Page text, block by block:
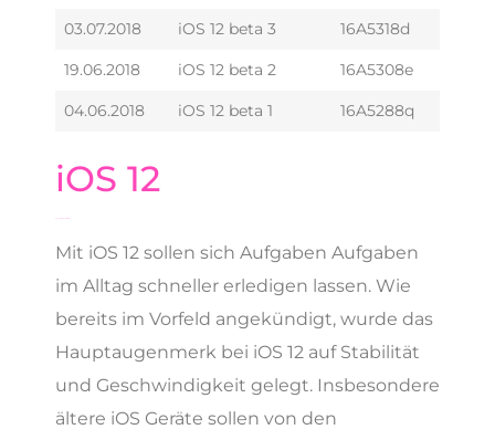
03.07.2018 iOS 12 beta 3 16A5318d
19.06.2018 iOS 12 beta 2 16A5308e
04.06.2018 iOS 12 beta 1 16A5288q
iOS 12
Mit iOS 12 sollen sich Aufgaben Aufgaben
im Alltag schneller erledigen lassen. Wie
bereits im Vorfeld angekündigt, wurde das
Hauptaugenmerk bei iOS 12 auf Stabilität
und Geschwindigkeit gelegt. Insbesondere
ältere iOS Geräte sollen von den